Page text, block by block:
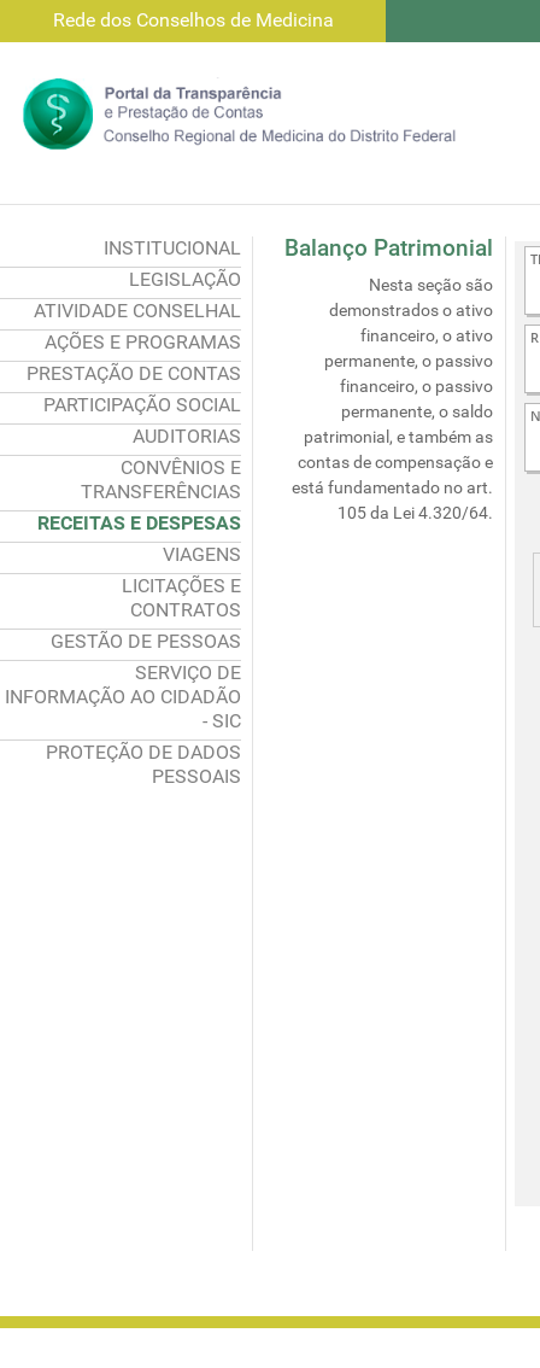
Rede dos Conselhos de Medicina
INSTITUCIONAL
LEGISLAÇÃO
ATIVIDADE CONSELHAL
AÇÕES E PROGRAMAS
PRESTAÇÃO DE CONTAS
PARTICIPAÇÃO SOCIAL
AUDITORIAS
CONVÊNIOS E
TRANSFERÊNCIAS
RECEITAS E DESPESAS
VIAGENS
LICITAÇÕES E
CONTRATOS
GESTÃO DE PESSOAS
SERVIÇO DE
INFORMAÇÃO AO CIDADÃO
- SIC
PROTEÇÃO DE DADOS
PESSOAIS
Balanço Patrimonial
Nesta seção são
demonstrados o ativo
financeiro, o ativo
permanente, o passivo
financeiro, o passivo
permanente, o saldo
patrimonial, e também as
contas de compensação e
está fundamentado no art.
105 da Lei 4.320/64.